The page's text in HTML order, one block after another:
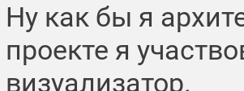
Ну как бы я
проекте я
визуализатор.